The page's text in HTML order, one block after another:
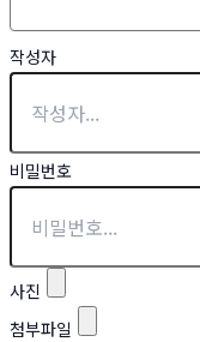
작성자
비밀번호
사진
첨부파일